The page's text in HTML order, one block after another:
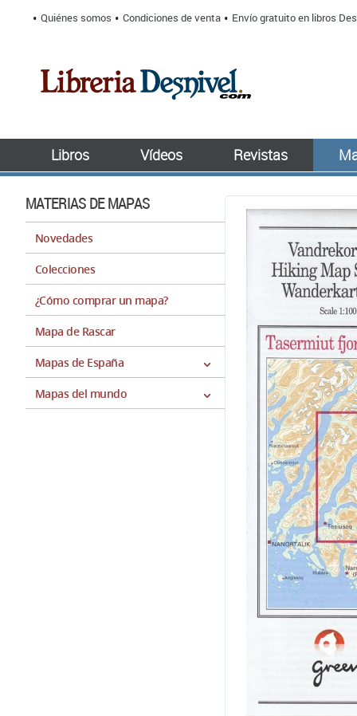
Quiénes somos Condiciones de venta Envío gratuito en libros
Libros Vídeos Revistas
MATERIAS DE MAPAS
Novedades
Colecciones
¿Cómo comprar un mapa?
Mapa de Rascar
Mapas de España
Mapas del mundo